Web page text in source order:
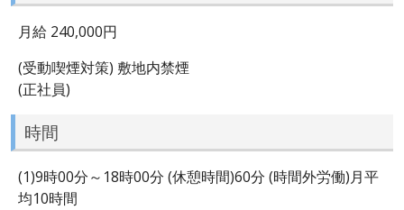
月給 240,000円
(受動喫煙対策) 敷地内禁煙
(正社員)
時間
(1)9時00分～18時00分 (休憩時間)60分 (時間外労働)月平
均10時間